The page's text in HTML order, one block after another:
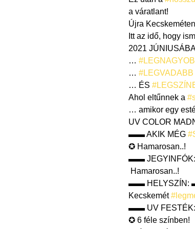
a váratlant!
Újra
Itt az idő, hogy
2021
…
… #LEGVADABB
… ÉS
Ahol eltűnnek a
… amikor egy
UV COLOR
▬▬ AKIK MÉG
✪ Hamarosan..!
▬▬
Hamarosan..!
▬▬
Kecskemét
▬▬ UV
✪ 6 féle színben!